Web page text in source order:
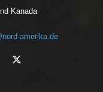
Kanada
amerika.de